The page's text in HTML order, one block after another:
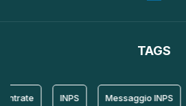
TAGS
Messaggio INPS